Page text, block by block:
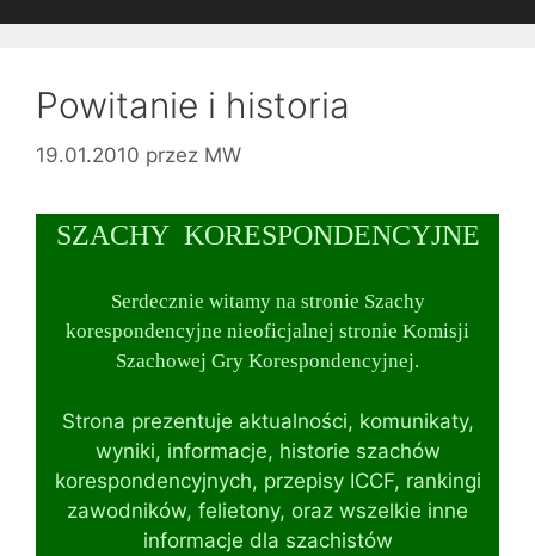
Powitanie i historia
19.01.2010 przez MW
SZACHY KORESPONDENCYJNE
Serdecznie witamy na stronie Szachy
korespondencyjne nieoficjalnej stronie Komisji
Szachowej Gry Korespondencyjnej.
Strona prezentuje aktualności, komunikaty,
wyniki, informacje, historie szachów
korespondencyjnych, przepisy ICCF, rankingi
zawodników, felietony, oraz wszelkie inne
informacje dla szachistów